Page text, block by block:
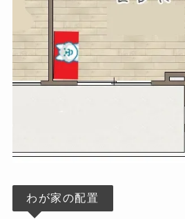
わが家の配置